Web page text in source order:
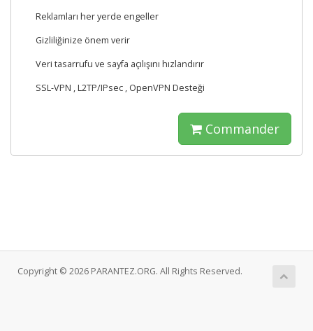
Reklamları her yerde engeller
Gizliliğinize önem verir
Veri tasarrufu ve sayfa açılışını hızlandırır
SSL-VPN , L2TP/IPsec , OpenVPN Desteği
Commander
Copyright © 2026 PARANTEZ.ORG. All Rights Reserved.